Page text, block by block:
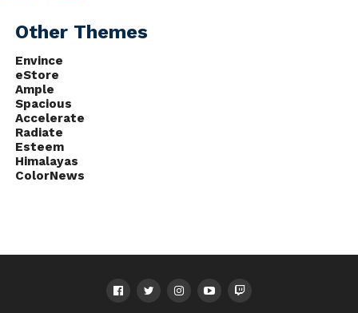
Thais Tuñon (@thais_tunon)
Gusta “MeGustaPlay” (@MeGusta182)
Entre em contato conosco:
Instagram: @splitcast_
Twitter: @splitcast_
Email: contato@splitcast.com.br
Other Themes
Envince
eStore
Ample
Spacious
Accelerate
Radiate
Esteem
Himalayas
ColorNews